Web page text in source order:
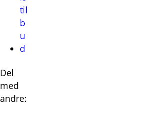
til
b
u
d
Del
med
andre: